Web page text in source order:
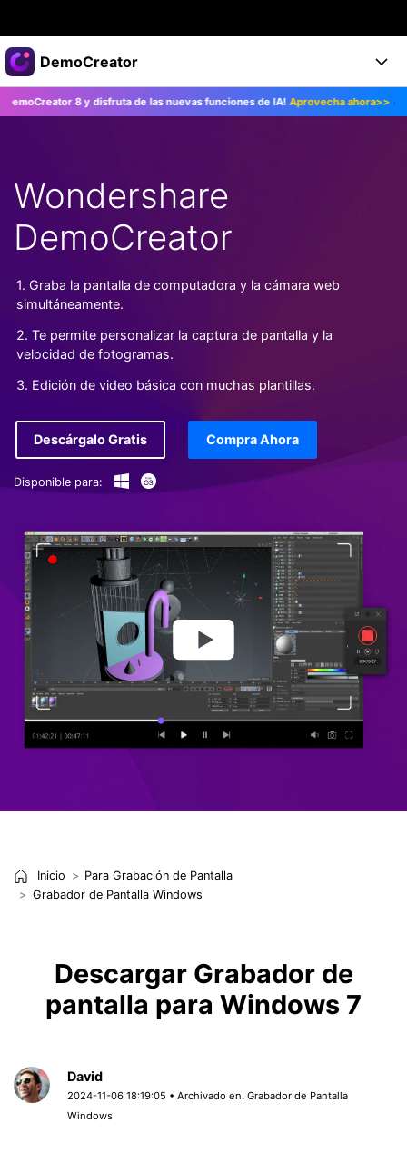
Productos destacados
Creatividad digital con AIGC
Utilidades
Empresas
Sala de prensa
Tienda
Soporte
DemoCreator
Productos
Características
Características IA
Consejos sobre la IA
Soluciones
DemoCreator para
Blog
Encuentra más soluciones >
Ayuda
Empieza
Ayuda
Empresa
DESCARGAR COMPRAR AHORA
8 y disfruta de las nuevas funciones de IA!Aprovecha ahora>>
Wondershare
DemoCreator
1. Graba la pantalla de computadora y la cámara web
simultáneamente.
2. Te permite personalizar la captura de pantalla y la
velocidad de fotogramas.
3. Edición de video básica con muchas plantillas.
Descárgalo Gratis Compra Ahora
Disponible para:
Inicio
Para Grabación de Pantalla
Grabador de Pantalla Windows
Descargar Grabador de
pantalla para Windows 7
David
2024-11-06 18:19:05 • Archivado en:Grabador de Pantalla
Windows